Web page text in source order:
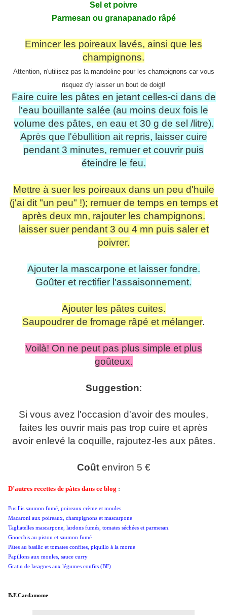
Sel et poivre
Parmesan ou granapanado râpé
Emincer les poireaux lavés, ainsi que les
champignons.
Attention, n'utilisez pas la mandoline pour les champignons car vous
risquez d'y laisser un bout de doigt!
Faire cuire les pâtes en jetant celles-ci dans de
l'eau bouillante salée (au moins deux fois le
volume des pâtes, en eau et 30 g de sel /litre).
Après que l'ébullition ait repris, laisser cuire
pendant 3 minutes, remuer et couvrir puis
éteindre le feu.
Mettre à suer les poireaux dans un peu d'huile
(j'ai dit "un peu" !); remuer de temps en temps et
après deux mn, rajouter les champignons.
laisser suer pendant 3 ou 4 mn puis saler et
poivrer.
Ajouter la mascarpone et laisser fondre.
Goûter et rectifier l'assaisonnement.
Ajouter les pâtes cuites.
Saupoudrer de fromage râpé et mélanger.
Voilà! On ne peut pas plus simple et plus
goûteux.
Suggestion:
Si vous avez l'occasion d'avoir des moules,
faites les ouvrir mais pas trop cuire et après
avoir enlevé la coquille, rajoutez-les aux pâtes.
Coûtenviron 5 €
D’autres recettes de pâtes dans ce blog :
Fusillis saumon fumé, poireaux crème et moules
Macaroni aux poireaux, champignons et mascarpone
Tagliatelles mascarpone, lardons fumés, tomates séchées et parmesan.
Gnocchis au pistou et saumon fumé
Pâtes au basilic et tomates confites, piquillo à la morue
Papillons aux moules, sauce curry
Gratin de lasagnes aux légumes confits (BF)
B.F.Cardamome